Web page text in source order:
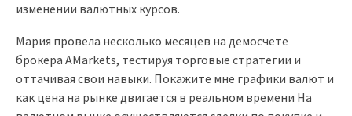
изменении валютных курсов.
Мария провела несколько месяцев на демосчете
брокера AMarkets, тестируя торговые стратегии и
оттачивая свои навыки. Покажите мне графики валют и
как цена на рынке двигается в реальном времени На